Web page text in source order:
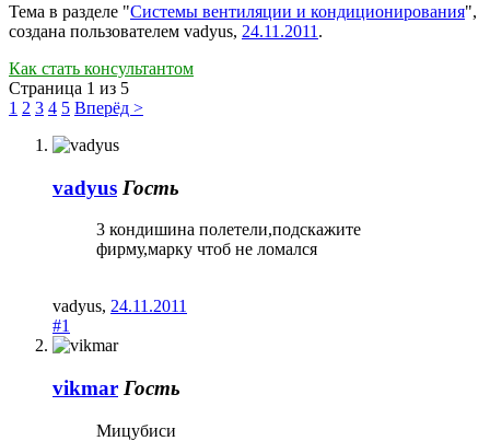
Тема в разделе "Системы вентиляции и кондиционирования",
создана пользователем vadyus, 24.11.2011 .
Как стать консультантом
Страница 1 из 5
1 2 3 4 5 Вперёд >
vadyus Гость
3 кондишина полетели,подскажите
фирму,марку чтоб не ломался
vadyus, 24.11.2011
#1
vikmar Гость
Мицубиси